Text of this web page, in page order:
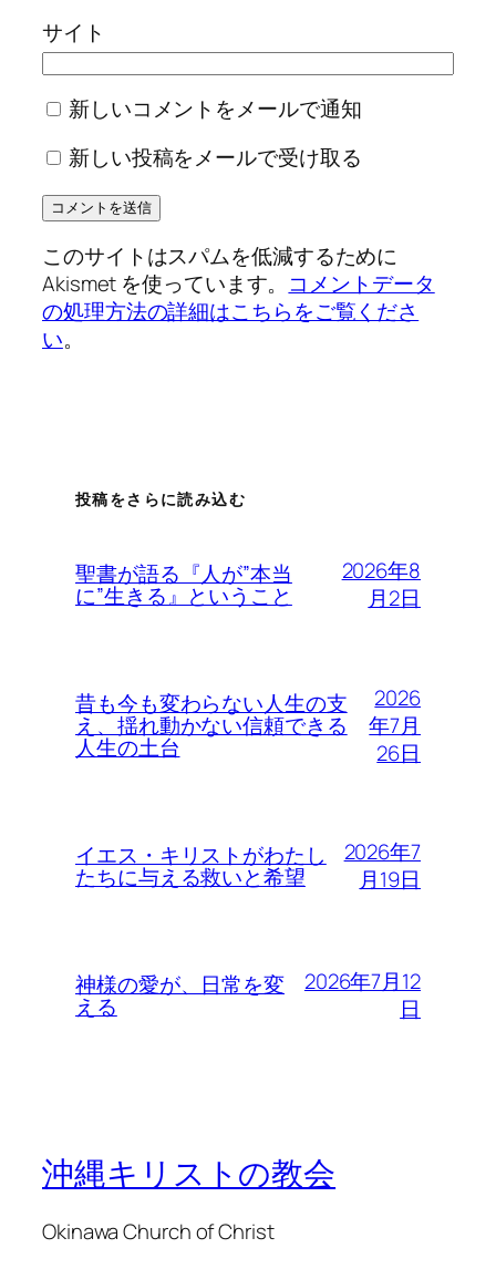
サイト
新しいコメントをメールで通知
新しい投稿をメールで受け取る
このサイトはスパムを低減するために
Akismet を使っています。 コメントデータ
の処理方法の詳細はこちらをご覧くださ
い。
投稿をさらに読み込む
聖書が語る『人が”本当
に”生きる』ということ
2026年8
月2日
昔も今も変わらない人生の支
え、揺れ動かない信頼できる
人生の土台
2026
年7月
26日
イエス・キリストがわたし
たちに与える救いと希望
2026年7
月19日
神様の愛が、日常を変
える
2026年7月12
日
沖縄キリストの教会
Okinawa Church of Christ